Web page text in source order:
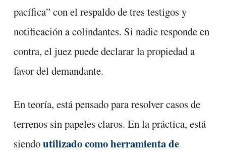
pacífica” con el respaldo de tres testigos y
notificación a colindantes. Si nadie responde en
contra, el juez puede declarar la propiedad a
favor del demandante.
En teoría, está pensado para resolver casos de
terrenos sin papeles claros. En la práctica, está
siendoutilizado como herramienta de